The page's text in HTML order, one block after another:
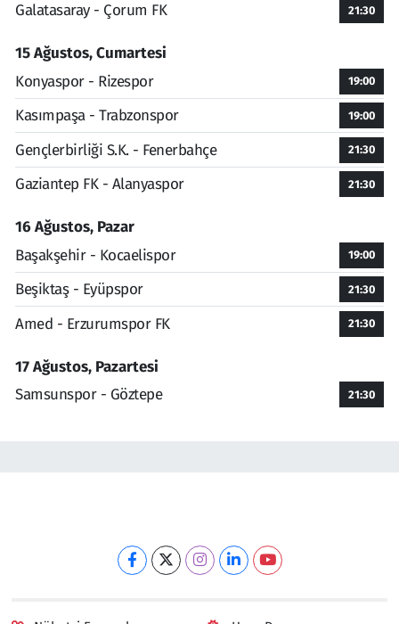
Galatasaray - Çorum FK
21:30
15 Ağustos, Cumartesi
Konyaspor - Rizespor
19:00
Kasımpaşa - Trabzonspor 19:00
Gençlerbirliği S.K. - Fenerbahçe 21:30
Gaziantep FK - Alanyaspor 21:30
16 Ağustos, Pazar
Başakşehir - Kocaelispor
19:00
Beşiktaş - Eyüpspor 21:30
Amed - Erzurumspor FK 21:30
17 Ağustos, Pazartesi
Samsunspor - Göztepe
21:30